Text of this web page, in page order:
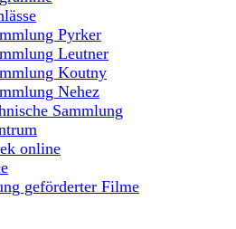
Pyrker
Leutner
Koutny
Nehez
Sammlung
online
geförderter Filme